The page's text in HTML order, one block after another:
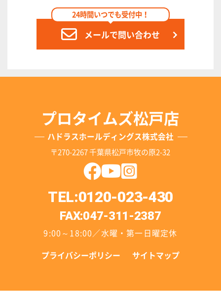
24時間いつでも受付中！
メールで問い合わせ
プロタイムズ松戸店
ハドラスホールディングス株式会社
〒270-2267 千葉県松戸市牧の原2-32
TEL:0120-023-430
FAX:047-311-2387
9:00～18:00／水曜・第一日曜定休
プライバシーポリシー サイトマップ